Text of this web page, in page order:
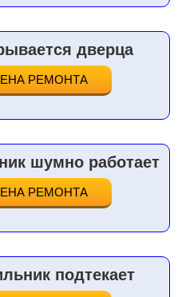
дверца
РЕМОНТА
шумно работает
РЕМОНТА
подтекает